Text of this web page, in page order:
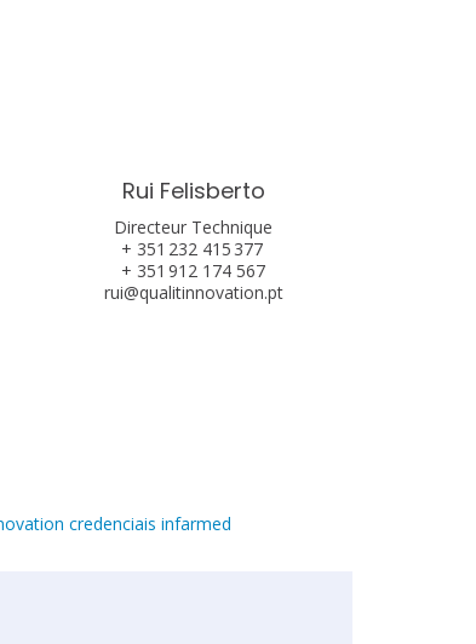
Rui Felisberto
Directeur Technique
+ 351 232 415 377
+ 351 912 174 567
rui@qualitinnovation.pt